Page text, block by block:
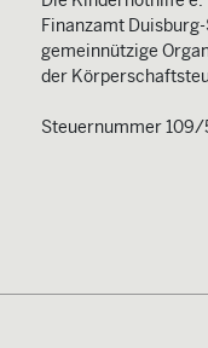
Finanzamt
gemeinnützige
der
Steuernummer